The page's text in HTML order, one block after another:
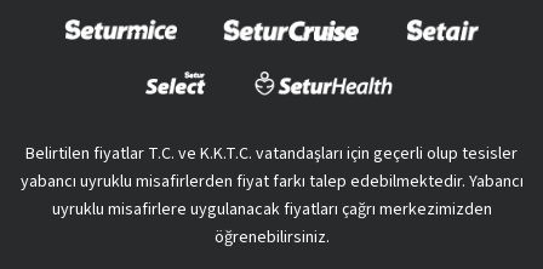
Belirtilen fiyatlar T.C. ve K.K.T.C. vatandaşları için geçerli olup tesisler
yabancı uyruklu misafirlerden fiyat farkı talep edebilmektedir. Yabancı
uyruklu misafirlere uygulanacak fiyatları çağrı merkezimizden
öğrenebilirsiniz.